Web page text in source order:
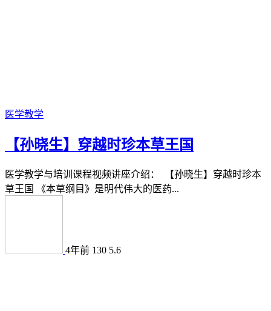
医学教学
【孙晓生】穿越时珍本草王国
医学教学与培训课程视频讲座介绍： 【孙晓生】穿越时珍本
草王国 《本草纲目》是明代伟大的医药...
4年前 130 5.6